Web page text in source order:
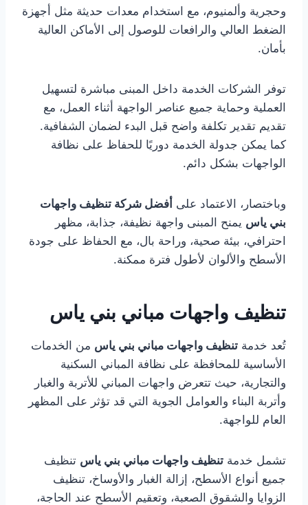
وحجرية وألمنيوم، مع استخدام معدات حديثة مثل أجهزة
الضغط العالي والرافعات للوصول إلى الأماكن العالية
بأمان.
توفر الشركات الخدمة داخل المبنى مباشرة لتسهيل
العملية وحماية جميع عناصر الواجهة أثناء العمل، مع
تقديم تقدير تكلفة واضح قبل البدء لضمان الشفافية.
كما يمكن جدولة الخدمة دوريًا للحفاظ على نظافة
الواجهات بشكل دائم.
وباختصار، الاعتماد على أفضل شركة تنظيف واجهات
بني ياس يمنح المبنى واجهة نظيفة، جذابة، مظهر
احترافي، بيئة صحية، وراحة بال، مع الحفاظ على جودة
الأسطح والألوان لأطول فترة ممكنة.
تنظيف واجهات مباني بني ياس
تُعد خدمة تنظيف واجهات مباني بني ياس من الخدمات
الأساسية للمحافظة على نظافة المباني السكنية
والتجارية، حيث تتعرض واجهات المباني للأتربة والغبار
وأتربة البناء والعوامل الجوية التي قد تؤثر على المظهر
العام للواجهة.
تشمل خدمة تنظيف واجهات مباني بني ياس تنظيف
جميع أنواع الأسطح، إزالة الغبار والأوساخ، تنظيف
الزوايا والشقوق الصعبة، وتعقيم الأسطح عند الحاجة،